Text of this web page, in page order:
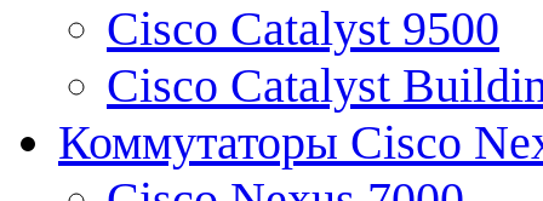
Cisco Catalyst 9500
Cisco Catalyst
Коммутаторы Cisco